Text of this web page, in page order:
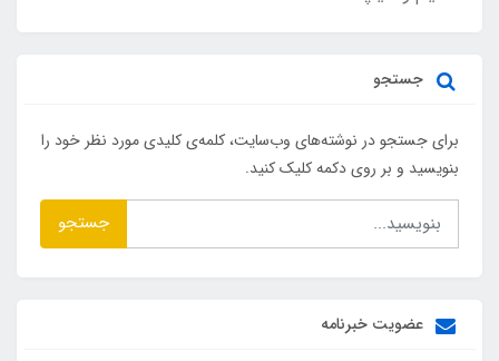
جستجو
برای جستجو در نوشته‌های وب‌سایت، کلمه‌ی کلیدی مورد نظر خود را
بنویسید و بر روی دکمه کلیک کنید.
جستجو
عضویت خبرنامه